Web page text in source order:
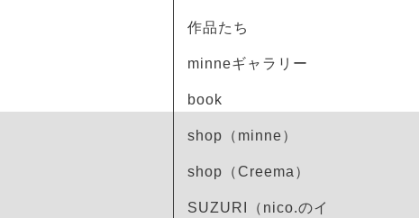
作品たち
minneギャラリー
book
shop（minne）
shop（Creema）
SUZURI（nico.のイ